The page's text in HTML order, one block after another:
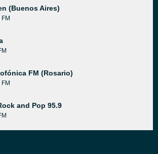
(Buenos Aires)
FM (Rosario)
and Pop 95.9